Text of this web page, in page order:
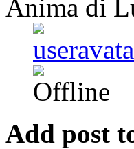
Anima di
Add post